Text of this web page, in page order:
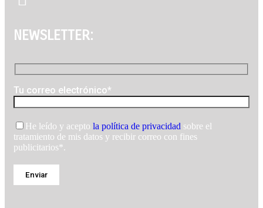
NEWSLETTER:
Tu correo electrónico*
He leído y acepto la política de privacidad sobre el
tratamiento de mis datos y recibir correo con fines
publicitarios*.